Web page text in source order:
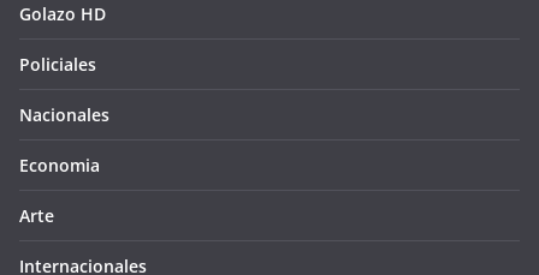
Golazo HD
Policiales
Nacionales
Economia
Arte
Internacionales